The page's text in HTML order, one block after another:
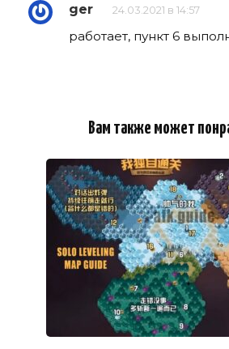
ger 24.03.2021 в 14:57
работает, пункт 6
Вам также может